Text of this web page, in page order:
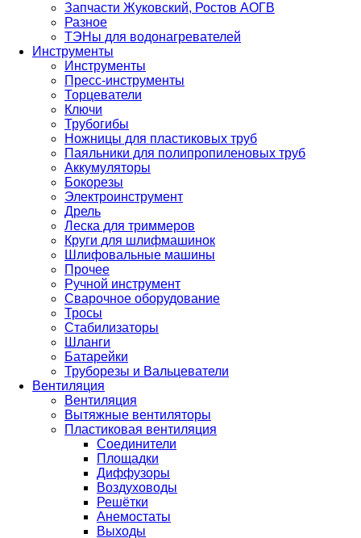
Запчасти Жуковский, Ростов АОГВ
Разное
ТЭНы для водонагревателей
Инструменты
Инструменты
Пресс-инструменты
Торцеватели
Ключи
Трубогибы
Ножницы для пластиковых труб
Паяльники для полипропиленовых труб
Аккумуляторы
Бокорезы
Электроинструмент
Дрель
Леска для триммеров
Круги для шлифмашинок
Шлифовальные машины
Прочее
Ручной инструмент
Сварочное оборудование
Тросы
Стабилизаторы
Шланги
Батарейки
Труборезы и Вальцеватели
Вентиляция
Вентиляция
Вытяжные вентиляторы
Пластиковая вентиляция
Соединители
Площадки
Диффузоры
Воздуховоды
Решётки
Анемостаты
Выходы